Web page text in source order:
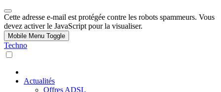
Cette adresse e-mail est protégée contre les robots spammeurs. Vous
devez activer le JavaScript pour la visualiser.
Mobile Menu Toggle
Techno
Actualités
Offres ADSL